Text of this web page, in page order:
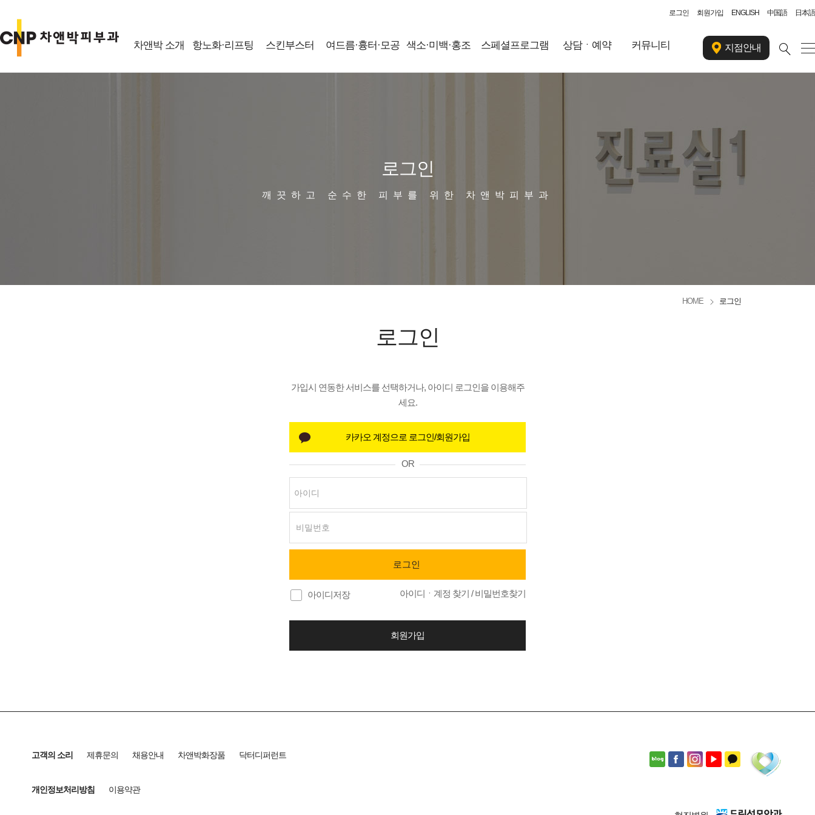
로그인 회원가입 ENGLISH 中国語 日本語
차앤박 소개 항노화·리프팅 스킨부스터 여드름·흉터·모공 색소·미백·홍조 스페셜프로그램 상담ㆍ예약 커뮤니티 지점안내
로그인
깨끗하고 순수한 피부를 위한 차앤박피부과
HOME 로그인
로그인
가입시 연동한 서비스를 선택하거나, 아이디 로그인을 이용해주
세요.
OR
아이디저장 아이디ㆍ계정 찾기 /비밀번호찾기
회원가입
고객의 소리 제휴문의 채용안내 차앤박화장품 닥터디퍼런트
개인정보처리방침 이용약관